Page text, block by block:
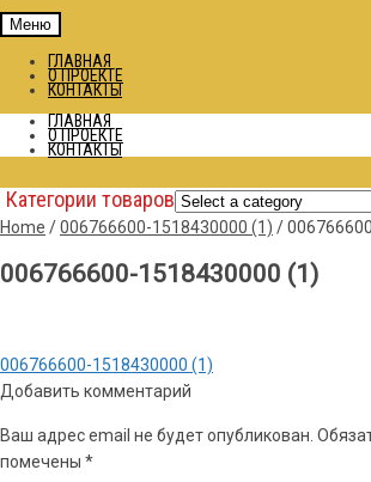
Меню
ГЛАВНАЯ
О ПРОЕКТЕ
КОНТАКТЫ
ГЛАВНАЯ
О ПРОЕКТЕ
КОНТАКТЫ
Категории товаров
Home /006766600-1518430000 (1) /
006766600-1518430000 (1)
Навигация
по
Предыдущая
запись:
006766600-1518430000 (1)
Добавить комментарий
Ваш адрес email не будет опубликован.
помечены *